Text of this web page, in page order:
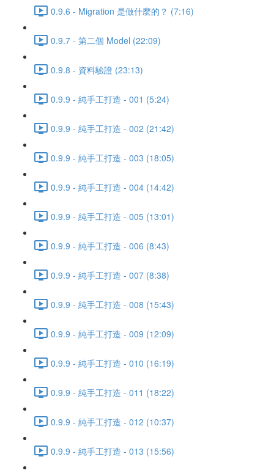
0.9.6 - Migration 是做什麼的？ (7:16)
0.9.7 - 第二個 Model (22:09)
0.9.8 - 資料驗證 (23:13)
0.9.9 - 純手工打造 - 001 (5:24)
0.9.9 - 純手工打造 - 002 (21:42)
0.9.9 - 純手工打造 - 003 (18:05)
0.9.9 - 純手工打造 - 004 (14:42)
0.9.9 - 純手工打造 - 005 (13:01)
0.9.9 - 純手工打造 - 006 (8:43)
0.9.9 - 純手工打造 - 007 (8:38)
0.9.9 - 純手工打造 - 008 (15:43)
0.9.9 - 純手工打造 - 009 (12:09)
0.9.9 - 純手工打造 - 010 (16:19)
0.9.9 - 純手工打造 - 011 (18:22)
0.9.9 - 純手工打造 - 012 (10:37)
0.9.9 - 純手工打造 - 013 (15:56)